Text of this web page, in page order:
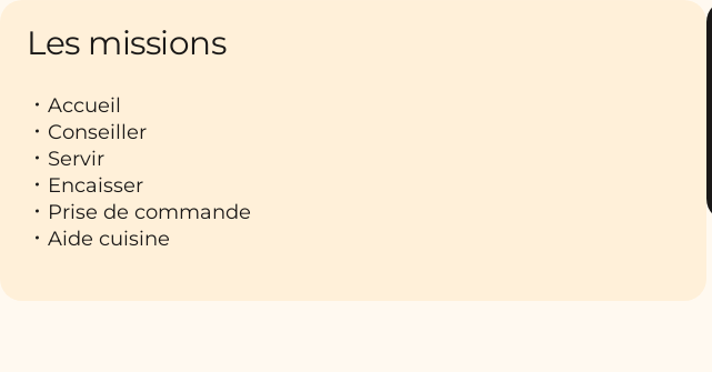
Les missions
Accueil
Conseiller
Servir
Encaisser
Prise de commande
Aide cuisine